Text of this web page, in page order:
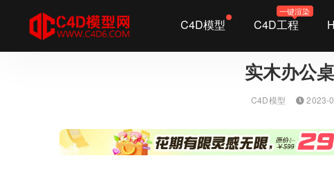
C4D模型 C4D工程
一键渲染
实木办公
C4D模型 2023-